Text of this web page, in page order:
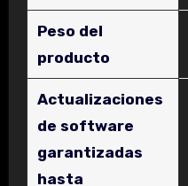
Peso del
producto
Actualizaciones
de software
garantizadas
hasta